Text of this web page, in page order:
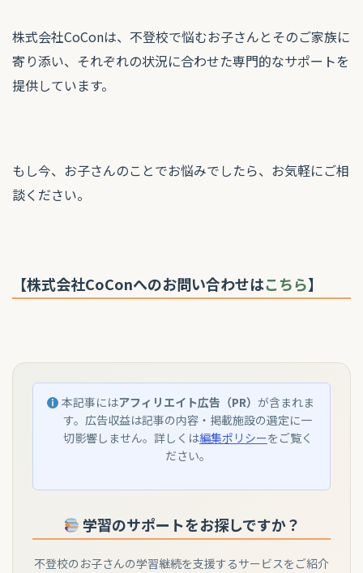
株式会社CoConは、不登校で悩むお子さんとそのご家族に
寄り添い、それぞれの状況に合わせた専門的なサポートを
提供しています。
もし今、お子さんのことでお悩みでしたら、お気軽にご相
談ください。
【株式会社CoConへのお問い合わせはこちら】
本記事にはアフィリエイト広告（PR） が含まれま
す。広告収益は記事の内容・掲載施設の選定に一
切影響しません。詳しくは編集ポリシーをご覧く
ださい。
学習のサポートをお探しですか？
不登校のお子さんの学習継続を支援するサービスをご紹介